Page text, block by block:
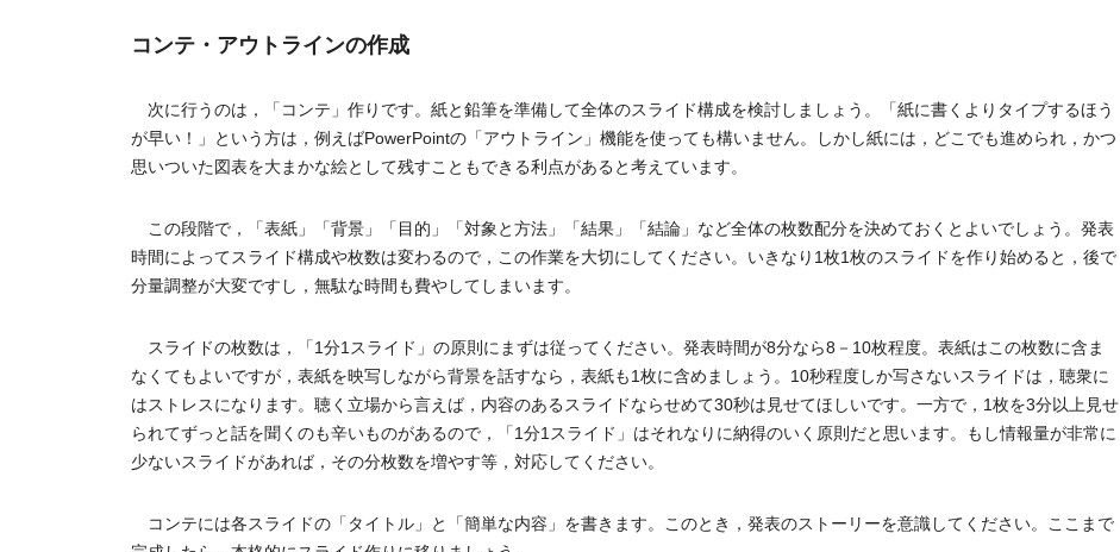
コンテ・アウトラインの作成
次に行うのは，「コンテ」作りです。紙と鉛筆を準備して全体のスライド構成を検討しましょう。「紙に書くよりタイプするほう
が早い！」という方は，例えばPowerPointの「アウトライン」機能を使っても構いません。しかし紙には，どこでも進められ，かつ
思いついた図表を大まかな絵として残すこともできる利点があると考えています。
この段階で，「表紙」「背景」「目的」「対象と方法」「結果」「結論」など全体の枚数配分を決めておくとよいでしょう。発表
時間によってスライド構成や枚数は変わるので，この作業を大切にしてください。いきなり1枚1枚のスライドを作り始めると，後で
分量調整が大変ですし，無駄な時間も費やしてしまいます。
スライドの枚数は，「1分1スライド」の原則にまずは従ってください。発表時間が8分なら8－10枚程度。表紙はこの枚数に含ま
なくてもよいですが，表紙を映写しながら背景を話すなら，表紙も1枚に含めましょう。10秒程度しか写さないスライドは，聴衆に
はストレスになります。聴く立場から言えば，内容のあるスライドならせめて30秒は見せてほしいです。一方で，1枚を3分以上見せ
られてずっと話を聞くのも辛いものがあるので，「1分1スライド」はそれなりに納得のいく原則だと思います。もし情報量が非常に
少ないスライドがあれば，その分枚数を増やす等，対応してください。
コンテには各スライドの「タイトル」と「簡単な内容」を書きます。このとき，発表のストーリーを意識してください。ここまで